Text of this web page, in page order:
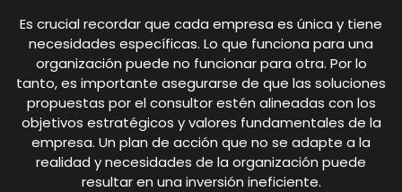
Es crucial recordar que cada empresa es única y tiene
necesidades específicas. Lo que funciona para una
organización puede no funcionar para otra. Por lo
tanto, es importante asegurarse de que las soluciones
propuestas por el consultor estén alineadas con los
objetivos estratégicos y valores fundamentales de la
empresa. Un plan de acción que no se adapte a la
realidad y necesidades de la organización puede
resultar en una inversión ineficiente.